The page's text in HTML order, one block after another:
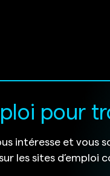
pour
intéresse et
les sites d’emploi